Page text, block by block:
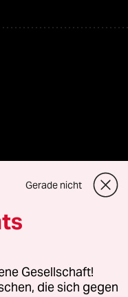
oder für Genehmigungen
Gerade nicht
Gesellschaft!
die sich gegen